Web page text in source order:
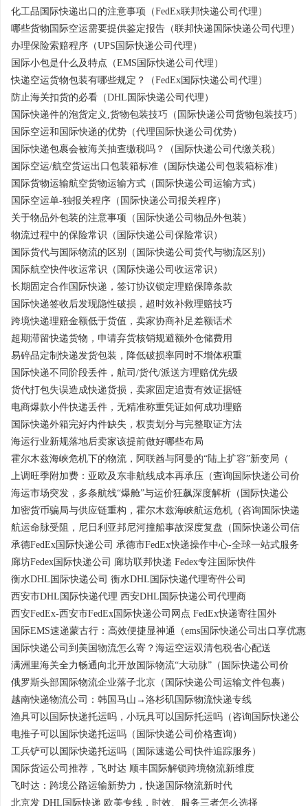
化工品国际快递出口的注意事项（FedEx联邦快递公司代理）
哪些货物国际空运需要提供鉴定报告（联邦快递国际快递公司代理）
办理保险索赔程序（UPS国际快递公司代理）
国际小包是什么及特点（EMS国际快递公司代理）
快递空运货物包装有哪些规定？（FedEx国际快递公司代理）
防止海关扣货的必看（DHL国际快递公司代理）
国际快递件的泡货定义,货物包装技巧（国际快递公司货物包装技巧）
国际空运和国际快递的优势（代理国际快递公司优势）
国际快递包裹会被海关抽查缴税吗？（国际快递公司代缴关税）
国际空运/航空货运出口包装箱标准（国际快递公司包装箱标准）
国际货物运输航空货物运输方式（国际快递公司运输方式）
国际空运单-独报关程序（国际快递公司报关程序）
关于物品外包装的注意事项（国际快递公司物品外包装）
物流过程中的保险常识（国际快递公司保险常识）
国际货代与国际物流的区别（国际快递公司货代与物流区别）
国际航空快件收运常识（国际快递公司收运常识）
长期固定合作国际快递，签订协议锁定理赔保障条款
国际快递签收后发现隐性破损，超时效补救理赔技巧
跨境快递理赔金额低于货值，卖家协商补足差额话术
超期滞留快递货物，申请弃货核销规避额外仓储费用
易碎品定制快递发货包装，降低破损率同时不增体积重
国际快递不同阶段丢件，航司/货代/派送方理赔优先级
货代打包失误造成快递货损，卖家固定追责有效证据链
电商爆款小件快递丢件，无精准称重凭证如何成功理赔
国际快递外箱完好内件缺失，权责划分与完整取证方法
海运行业新规落地后卖家该提前做好哪些布局
霍尔木兹海峡危机下的物流，阿联酋与阿曼的“陆上扩容”新变局（
上调旺季附加费：亚欧及东非航线成本再承压（查询国际快递公司价
海运市场突发，多条航线“爆舱”与运价狂飙深度解析（国际快递公
加密货币骗局与供应链重构，霍尔木兹海峡航运危机（咨询国际快递
航运命脉受阻，尼日利亚邦尼河撞船事故深度复盘（国际快递公司信
承德FedEx国际快递公司 承德市FedEx快递操作中心-全球一站式服务
廊坊Fedex国际快递公司 廊坊联邦快递 Fedex专注国际快件
衡水DHL国际快递公司 衡水DHL国际快递代理寄件公司
西安市DHL国际快递代理 西安DHL国际快递公司代理商
西安FedEx-西安市FedEx国际快递公司网点 FedEx快递寄往国外
国际EMS速递蒙古行：高效便捷显神通（ems国际快递公司出口享优惠
国际快递公司到美国物流怎么寄？海运空运双清包税省心配送
满洲里海关全力畅通向北开放国际物流“大动脉”（国际快递公司价
俄罗斯头部国际物流企业落子北京（国际快递公司运输文件包裹）
越南快递物流公司：韩国马山→洛杉矶国际物流快递专线
渔具可以国际快递托运吗，小玩具可以国际托运吗（咨询国际快递公
电推子可以国际快递托运吗（国际快递公司价格查询）
工兵铲可以国际快递托运吗（国际速递公司快件追踪服务）
国际货运公司推荐，飞时达 顺丰国际解锁跨境物流新维度
飞时达：跨境公路运输新势力，快递国际物流新时代
北京发 DHL国际快递 欧美专线，时效、服务三者怎么选择